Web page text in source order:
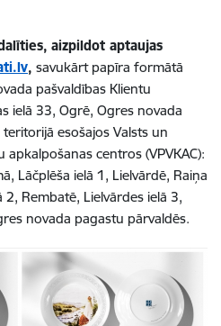
aizpildot aptaujas
, savukārt papīra formātā
pašvaldības Klientu
ielā 33, Ogrē, Ogres novada
esošajos Valsts un
centros (VPVKAC):
Lāčplēša ielā 1, Lielvārdē, Raiņa
2, Rembatē, Lielvārdes ielā 3,
novada pagastu pārvaldēs.